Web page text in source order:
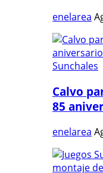
enelarea
Calvo
85
enelarea